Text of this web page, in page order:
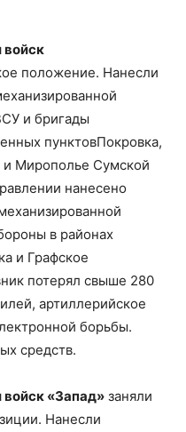
войск
положение. Нанесли
и бригады
пунктовПокровка,
и Мирополье Сумской
нанесено
в районах
и Графское
потерял свыше 280
артиллерийское
борьбы.
средств.
войск «Запад» заняли
Нанесли